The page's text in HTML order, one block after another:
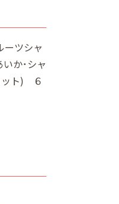
ーツシャ
か･シャ
ット) ６